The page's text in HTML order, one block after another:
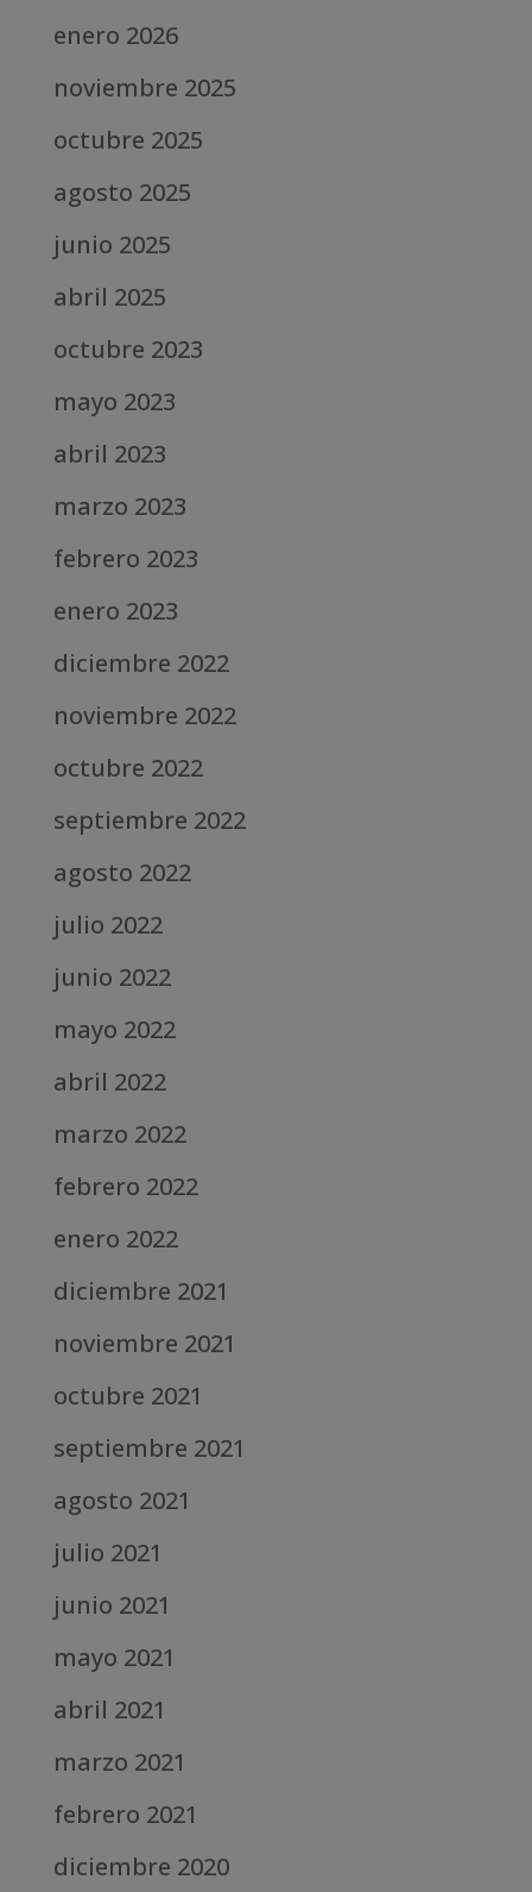
enero 2026
noviembre 2025
octubre 2025
agosto 2025
junio 2025
abril 2025
octubre 2023
mayo 2023
abril 2023
marzo 2023
febrero 2023
enero 2023
diciembre 2022
noviembre 2022
octubre 2022
septiembre 2022
agosto 2022
julio 2022
junio 2022
mayo 2022
abril 2022
marzo 2022
febrero 2022
enero 2022
diciembre 2021
noviembre 2021
octubre 2021
septiembre 2021
agosto 2021
julio 2021
junio 2021
mayo 2021
abril 2021
marzo 2021
febrero 2021
diciembre 2020